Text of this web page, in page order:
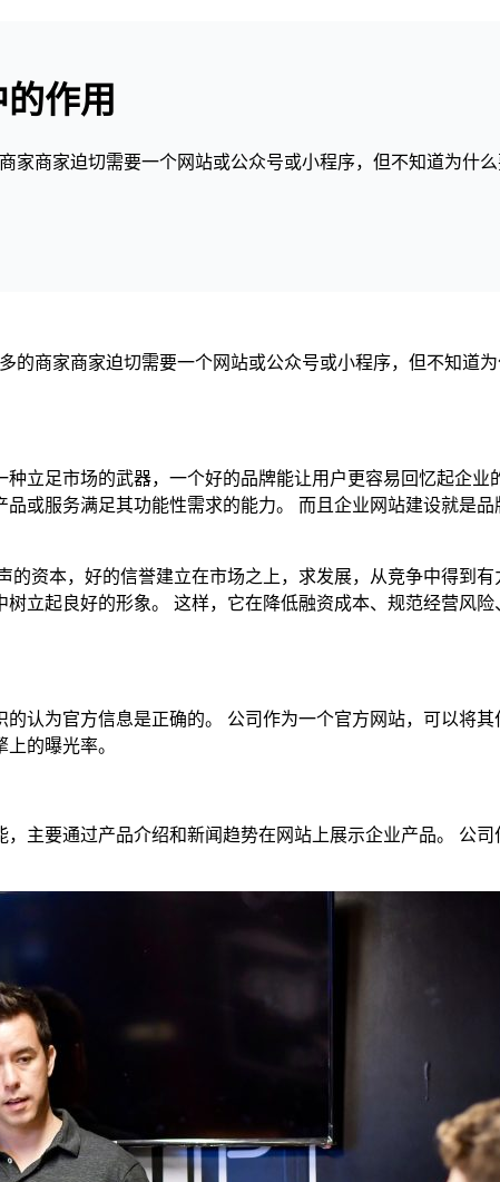
作用
家商家迫切需要一个网站或公众号或小程序，但不知道为什
家商家迫切需要一个网站或公众号或小程序，但不知道
足市场的武器，一个好的品牌能让用户更容易回忆起企业
或服务满足其功能性需求的能力。 而且企业网站建设就是
本，好的信誉建立在市场之上，求发展，从竞争中得到有
立起良好的形象。 这样，它在降低融资成本、规范经营风
为官方信息是正确的。 公司作为一个官方网站，可以将其
的曝光率。
要通过产品介绍和新闻趋势在网站上展示企业产品。 公司